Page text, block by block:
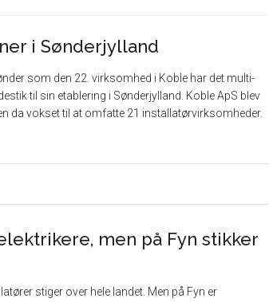
i Sønderjylland
som den 22. virksomhed i Koble har det multi-
til sin etablering i Sønderjylland. Koble ApS blev
da vokset til at omfatte 21 installatørvirksomheder.
men på Fyn stikker
stiger over hele landet. Men på Fyn er